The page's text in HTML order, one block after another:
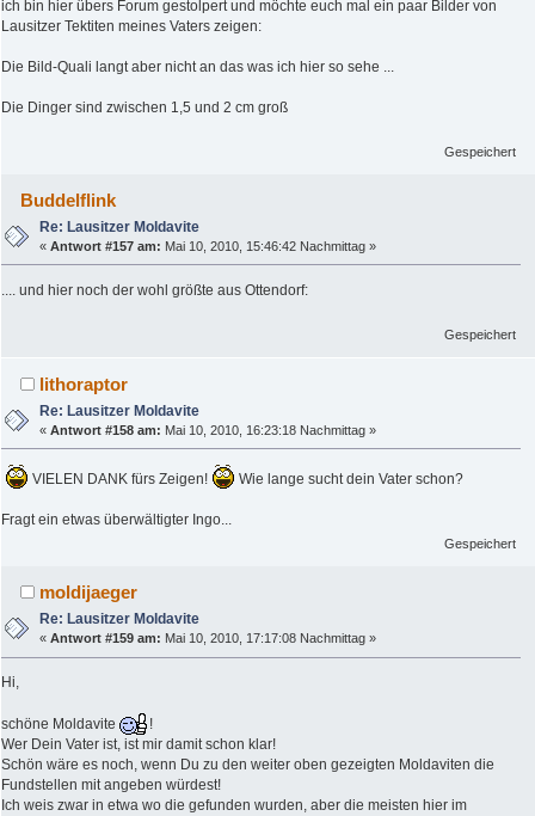
ich bin hier übers Forum gestolpert und möchte euch mal ein paar Bilder von
Lausitzer Tektiten meines Vaters zeigen:
Die Bild-Quali langt aber nicht an das was ich hier so sehe ...
Die Dinger sind zwischen 1,5 und 2 cm groß
Gespeichert
Buddelflink
Re: Lausitzer Moldavite
«Antwort #157 am: Mai 10, 2010, 15:46:42 Nachmittag »
.... und hier noch der wohl größte aus Ottendorf:
Gespeichert
lithoraptor
Re: Lausitzer Moldavite
«Antwort #158 am: Mai 10, 2010, 16:23:18 Nachmittag »
VIELEN DANK fürs Zeigen! Wie lange sucht dein Vater schon?
Fragt ein etwas überwältigter Ingo...
Gespeichert
moldijaeger
Re: Lausitzer Moldavite
«Antwort #159 am: Mai 10, 2010, 17:17:08 Nachmittag »
Hi,
schöne Moldavite
!
Wer Dein Vater ist, ist mir damit schon klar!
Schön wäre es noch, wenn Du zu den weiter oben gezeigten Moldaviten die
Fundstellen mit angeben würdest!
Ich weis zwar in etwa wo die gefunden wurden, aber die meisten hier im